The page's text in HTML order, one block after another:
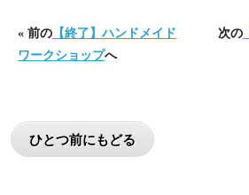
« 前の 【終了】ハンドメイド
ワークショップへ
次の